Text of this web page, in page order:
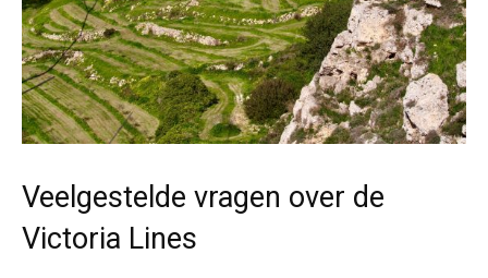
Veelgestelde vragen over de
Victoria Lines